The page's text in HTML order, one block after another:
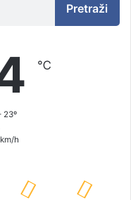
Pretraži
℃
23º
h